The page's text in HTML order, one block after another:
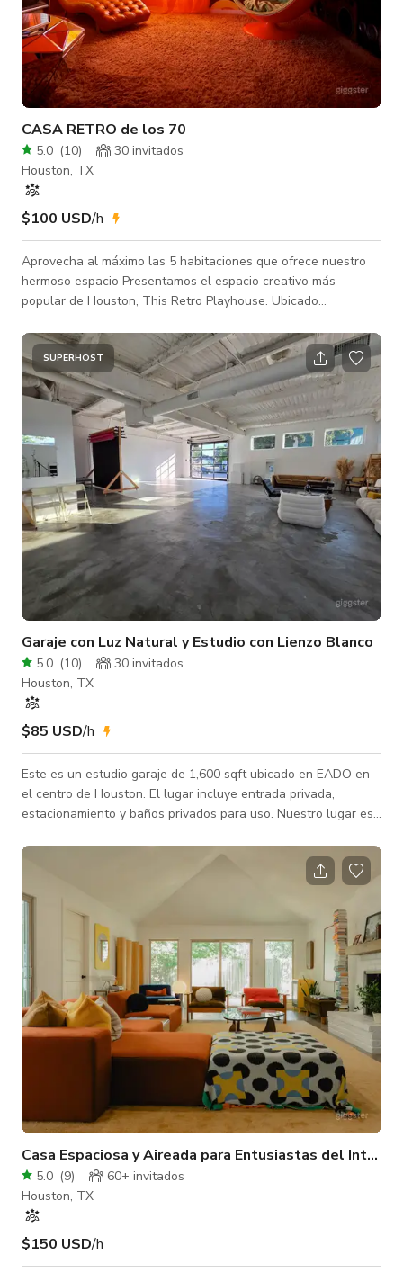
CASA RETRO de los 70
5.0 (10)
30 invitados
Houston, TX
$100 USD/h
Aprovecha al máximo las 5 habitaciones que ofrece nuestro
hermoso espacio Presentamos el espacio creativo más
popular de Houston, This Retro Playhouse. Ubicado
perfecto para los amantes de lo vintage. Te enamorarás de
nuestra decoración retro de los años 70 y estética groovy,
cuidadosamente curada por Sean Coleman. This Retro
Playhouse es donde el diseño interior retro moderno se
encuentra con el estilo vintage ecléctico. Aquí p
SUPERHOST
Garaje con Luz Natural y Estudio con Lienzo Blanco
5.0 (10)
30 invitados
Houston, TX
$85 USD/h
Este es un estudio garaje de 1,600 sqft ubicado en EADO en
el centro de Houston. El lugar incluye entrada privada,
estacionamiento y baños privados para uso. Nuestro lugar es
recepciones de bodas, mixers, exposiciones de arte, desfiles
Casa Espaciosa y Aireada para Entusiastas del Interior
5.0 (9)
60+ invitados
Houston, TX
$150 USD/h